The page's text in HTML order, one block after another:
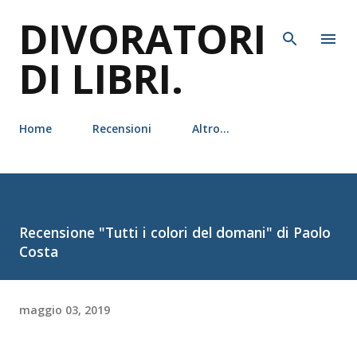
DIVORATORI
DI LIBRI.
Home Recensioni Altro…
Recensione "Tutti i colori del domani" di Paolo
Costa
maggio 03, 2019